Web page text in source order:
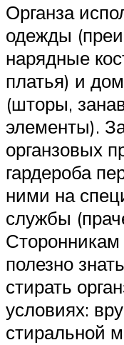
Органза
одежды
нарядные
платья) и
(шторы,
элементы).
органзовых
гардероба
ними на
службы
Сторонникам
полезно
стирать
условиях:
стиральной